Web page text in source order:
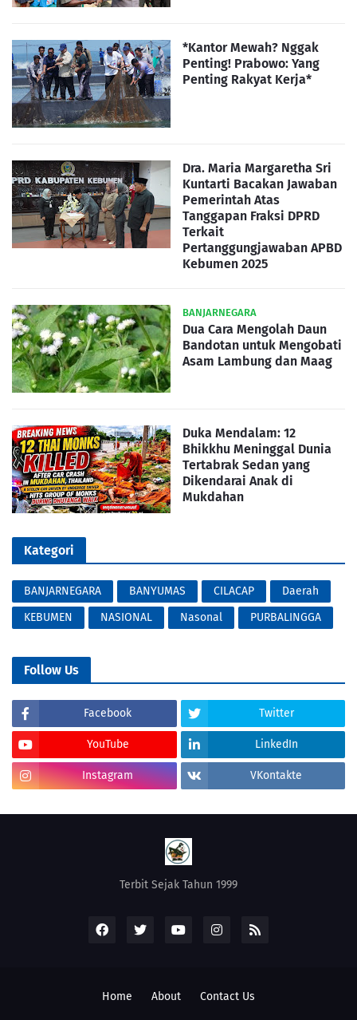
*Kantor Mewah? Nggak
Penting! Prabowo: Yang
Penting Rakyat Kerja*
Dra. Maria Margaretha Sri
Kuntarti Bacakan Jawaban
Pemerintah Atas
Tanggapan Fraksi DPRD
Terkait
Pertanggungjawaban APBD
Kebumen 2025
BANJARNEGARA
Dua Cara Mengolah Daun
Bandotan untuk Mengobati
Asam Lambung dan Maag
Duka Mendalam: 12
Bhikkhu Meninggal Dunia
Tertabrak Sedan yang
Dikendarai Anak di
Mukdahan
Kategori
BANJARNEGARA BANYUMAS CILACAP
Daerah
KEBUMEN
NASIONAL Nasonal PURBALINGGA
Follow Us
Facebook Twitter
YouTube LinkedIn
Instagram VKontakte
Terbit Sejak Tahun 1999
Home About Contact Us